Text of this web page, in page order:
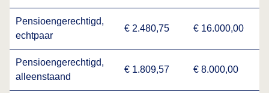
Pensioengerechtigd,
echtpaar
€ 2.480,75 € 16.000,00
Pensioengerechtigd,
alleenstaand
€ 1.809,57 € 8.000,00